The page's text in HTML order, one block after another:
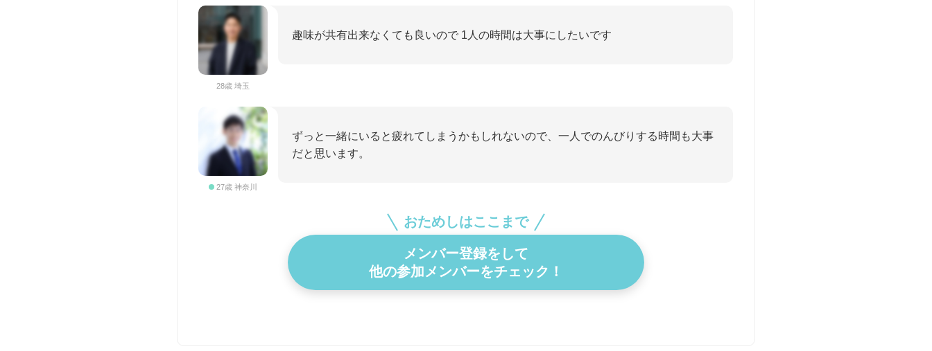
28歳 埼玉
趣味が共有出来なくても良いので 1人の時間は大事にしたいです
27歳 神奈川
ずっと一緒にいると疲れてしまうかもしれないので、一人でのんびりする時間も大事
だと思います。
おためしはここまで
メンバー登録をして
他の参加メンバーをチェック！